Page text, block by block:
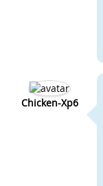
Chicken-Xp6